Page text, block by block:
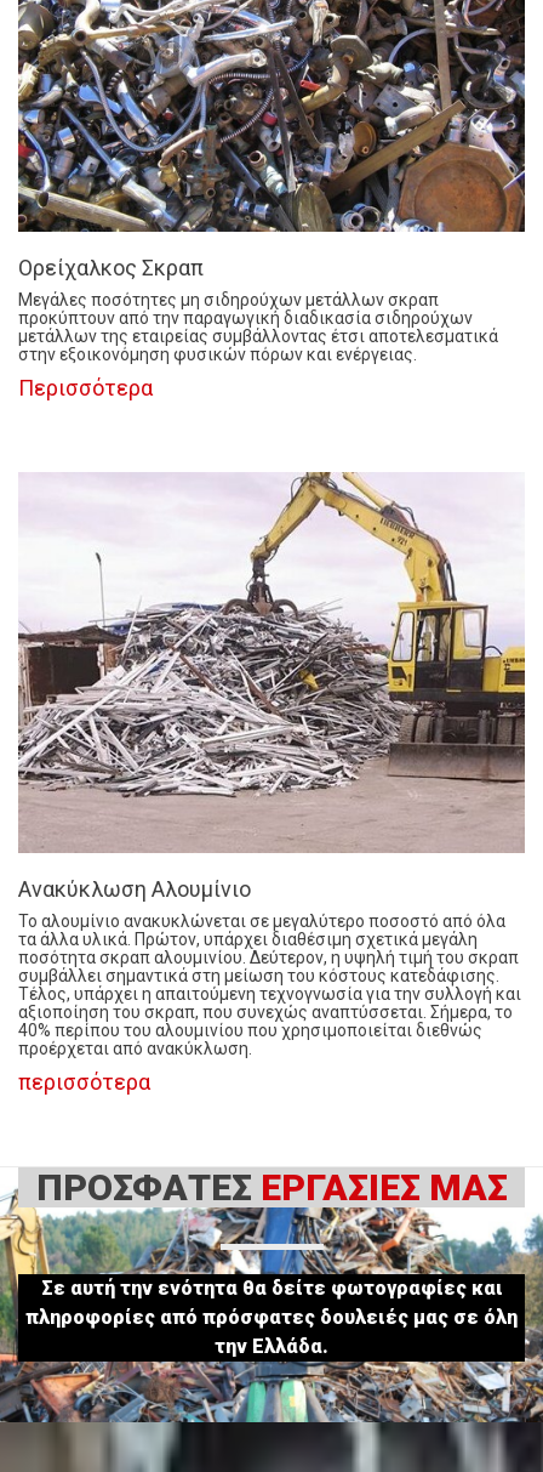
Ορείχαλκος Σκραπ
Μεγάλες ποσότητες μη σιδηρούχων μετάλλων σκραπ
προκύπτουν από την παραγωγική διαδικασία σιδηρούχων
μετάλλων της εταιρείας συμβάλλοντας έτσι αποτελεσματικά
στην εξοικονόμηση φυσικών πόρων και ενέργειας.
Περισσότερα
Ανακύκλωση Αλουμίνιο
Το αλουμίνιο ανακυκλώνεται σε μεγαλύτερο ποσοστό από όλα
τα άλλα υλικά. Πρώτον, υπάρχει διαθέσιμη σχετικά μεγάλη
ποσότητα σκραπ αλουμινίου. Δεύτερον, η υψηλή τιμή του σκραπ
συμβάλλει σημαντικά στη μείωση του κόστους κατεδάφισης.
Τέλος, υπάρχει η απαιτούμενη τεχνογνωσία για την συλλογή και
αξιοποίηση του σκραπ, που συνεχώς αναπτύσσεται. Σήμερα, το
40% περίπου του αλουμινίου που χρησιμοποιείται διεθνώς
προέρχεται από ανακύκλωση.
περισσότερα
ΠΡΟΣΦΑΤΕΣ ΕΡΓΑΣΙΕΣ ΜΑΣ
Σε αυτή την ενότητα θα δείτε φωτογραφίες και
πληροφορίες από πρόσφατες δουλειές μας σε όλη
την Ελλάδα.